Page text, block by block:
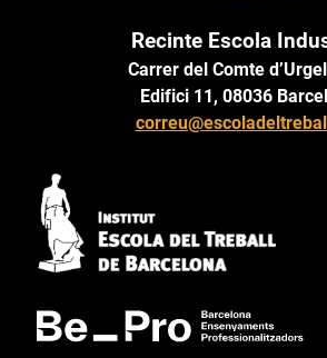
Recinte Escola
Carrer del Comte
Edifici 11, 08036